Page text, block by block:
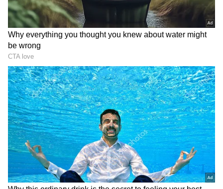
డాలర్లు వస్తాయి కానీ... అమెరికాలో అందరి
బతుకూ ఇదే! | US vs India Minimum
Wage | Asianet News Telugu